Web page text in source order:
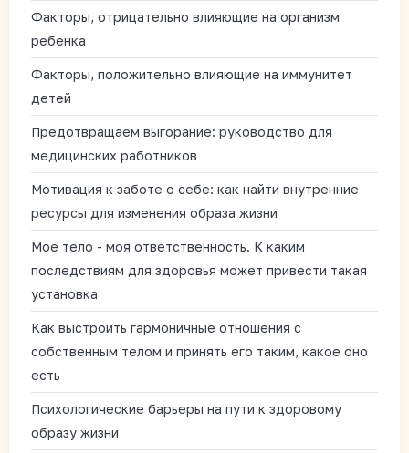
Факторы, отрицательно влияющие на организм
ребенка
Факторы, положительно влияющие на иммунитет
детей
Предотвращаем выгорание: руководство для
медицинских работников
Мотивация к заботе о себе: как найти внутренние
ресурсы для изменения образа жизни
Мое тело - моя ответственность. К каким
последствиям для здоровья может привести такая
установка
Как выстроить гармоничные отношения с
собственным телом и принять его таким, какое оно
есть
Психологические барьеры на пути к здоровому
образу жизни